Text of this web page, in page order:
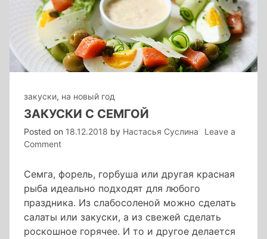
закуски, на новый год
ЗАКУСКИ С СЕМГОЙ
Posted on 18.12.2018 by Настасья Суслина
Leave a
Commenton
с
семгой
Семга, форель, горбуша или другая красная
рыба идеально подходят для любого
праздника. Из слабосоленой можно сделать
салаты или закуски, а из свежей сделать
роскошное горячее. И то и другое делается